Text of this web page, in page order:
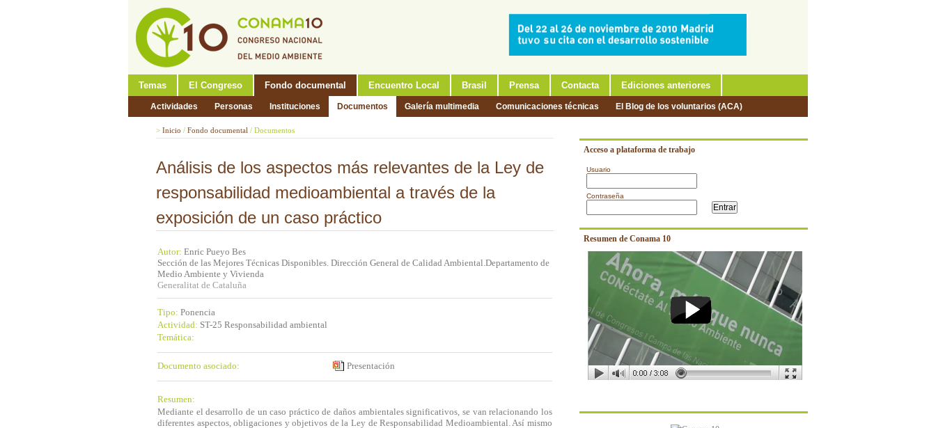
Temas El Congreso Fondo documental Encuentro Local Brasil Prensa Contacta Ediciones anteriores
Actividades Personas Instituciones Documentos Galería multimedia Comunicaciones técnicas El Blog de los voluntarios (ACA)
Acceso a plataforma de trabajo
Usuario
Contraseña
Resumen de Conama 10
> Inicio / Fondo documental / Documentos
Análisis de los aspectos más relevantes de la Ley de
responsabilidad medioambiental a través de la
exposición de un caso práctico
Autor: Enric Pueyo Bes
Sección de las Mejores Técnicas Disponibles. Dirección General de Calidad Ambiental.Departamento de
Medio Ambiente y Vivienda
Generalitat de Cataluña
Tipo: Ponencia
Actividad: ST-25 Responsabilidad ambiental
Temática:
Documento asociado: Presentación
Resumen:
Mediante el desarrollo de un caso práctico de daños ambientales significativos, se van relacionando los
diferentes aspectos, obligaciones y objetivos de la Ley de Responsabilidad Medioambiental. Así mismo